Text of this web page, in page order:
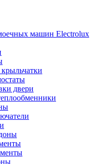
машин Electrolux
двери